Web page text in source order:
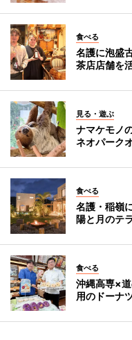
食べる
名護に泡盛
茶店店舗を
見る・遊ぶ
ナマケモノ
ネオパーク
食べる
名護・稲嶺
陽と月のテ
食べる
沖縄高専×
用のドーナ